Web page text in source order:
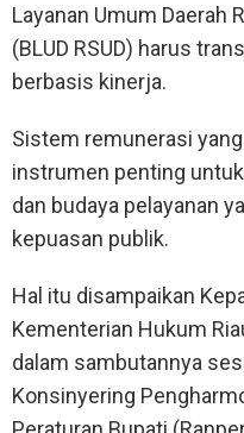
Layanan Umum Daerah
(BLUD RSUD) harus
berbasis kinerja.
Sistem remunerasi
instrumen penting
dan budaya pelayanan
kepuasan publik.
Hal itu disampaikan
Kementerian Hukum
dalam sambutannya
Konsinyering